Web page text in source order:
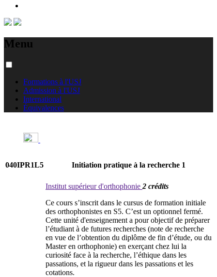
Menu
Formations à l'USJ
Admission à l'USJ
International
Équivalences
040IPR1L5 Initiation pratique à la recherche 1
Institut supérieur d'orthophonie 2 crédits
Ce cours s’inscrit dans le cursus de formation initiale
des orthophonistes en S5. C’est un optionnel fermé.
Cette unité d'enseignement a pour objectif de préparer
l’étudiant à de futures recherches (note de recherche
en vue de l’obtention du diplôme de fin d’étude, ou du
Master en orthophonie) en exerçant chez lui la
curiosité face à la recherche, l’éthique dans les
passations, et la rigueur dans les passations et les
cotations.